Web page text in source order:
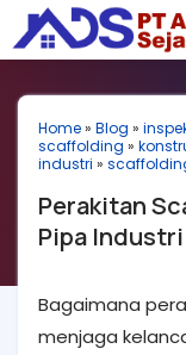
Home» Blog »
scaffolding »
industri »
Perakitan
Pipa
Bagaimana
menjaga